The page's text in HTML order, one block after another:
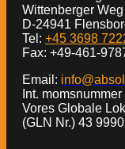
Wittenberger
D-24941
Tel: +45 3698
Fax: +49-461-
Email:
Int.
Vores Globale
(GLN Nr.) 43